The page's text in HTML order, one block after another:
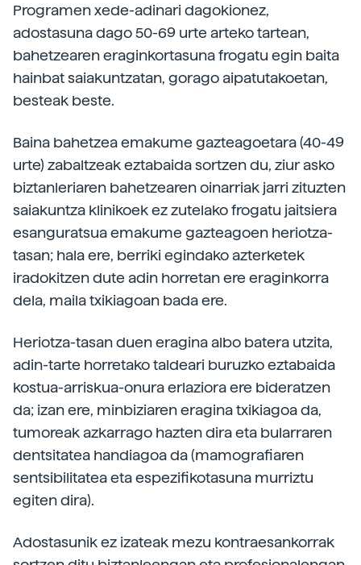
Programen xede-adinari dagokionez,
adostasuna dago 50-69 urte arteko tartean,
bahetzearen eraginkortasuna frogatu egin baita
hainbat saiakuntzatan, gorago aipatutakoetan,
besteak beste.
Baina bahetzea emakume gazteagoetara (40-49
urte) zabaltzeak eztabaida sortzen du, ziur asko
biztanleriaren bahetzearen oinarriak jarri zituzten
saiakuntza klinikoek ez zutelako frogatu jaitsiera
esanguratsua emakume gazteagoen heriotza-
tasan; hala ere, berriki egindako azterketek
iradokitzen dute adin horretan ere eraginkorra
dela, maila txikiagoan bada ere.
Heriotza-tasan duen eragina albo batera utzita,
adin-tarte horretako taldeari buruzko eztabaida
kostua-arriskua-onura erlaziora ere bideratzen
da; izan ere, minbiziaren eragina txikiagoa da,
tumoreak azkarrago hazten dira eta bularraren
dentsitatea handiagoa da (mamografiaren
sentsibilitatea eta espezifikotasuna murriztu
egiten dira).
Adostasunik ez izateak mezu kontraesankorrak